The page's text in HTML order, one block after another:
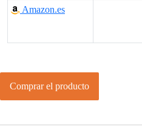
Amazon.es
Comprar el producto